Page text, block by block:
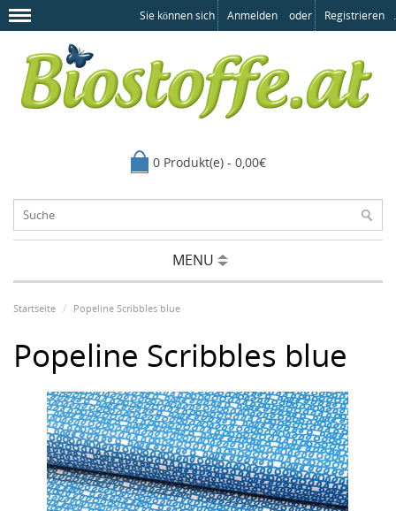
Sie können sich Anmelden oder Registrieren .
0 Produkt(e) - 0,00€
MENU
Startseite Popeline Scribbles blue
Popeline Scribbles blue